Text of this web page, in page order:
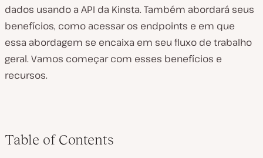
dados usando a API da Kinsta. Também abordará seus
benefícios, como acessar os endpoints e em que
essa abordagem se encaixa em seu fluxo de trabalho
geral. Vamos começar com esses benefícios e
recursos.
Table of Contents